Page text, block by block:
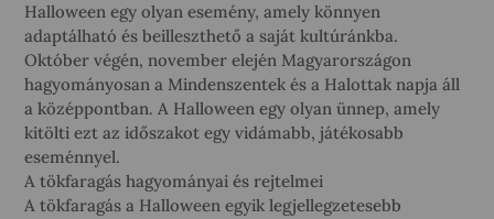
Halloween egy olyan esemény, amely könnyen
adaptálható és beilleszthető a saját kultúránkba.
Október végén, november elején Magyarországon
hagyományosan a Mindenszentek és a Halottak napja áll
a középpontban. A Halloween egy olyan ünnep, amely
kitölti ezt az időszakot egy vidámabb, játékosabb
eseménnyel.
A tökfaragás hagyományai és rejtelmei
A tökfaragás a Halloween egyik legjellegzetesebb